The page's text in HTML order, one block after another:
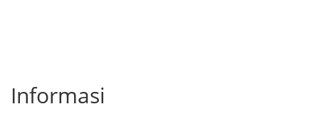
Informasi